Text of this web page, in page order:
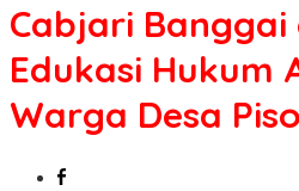
Pagimana
Edukasi
Hukum
Korupsi
Cabjari Banggai
Edukasi Hukum
Warga Desa